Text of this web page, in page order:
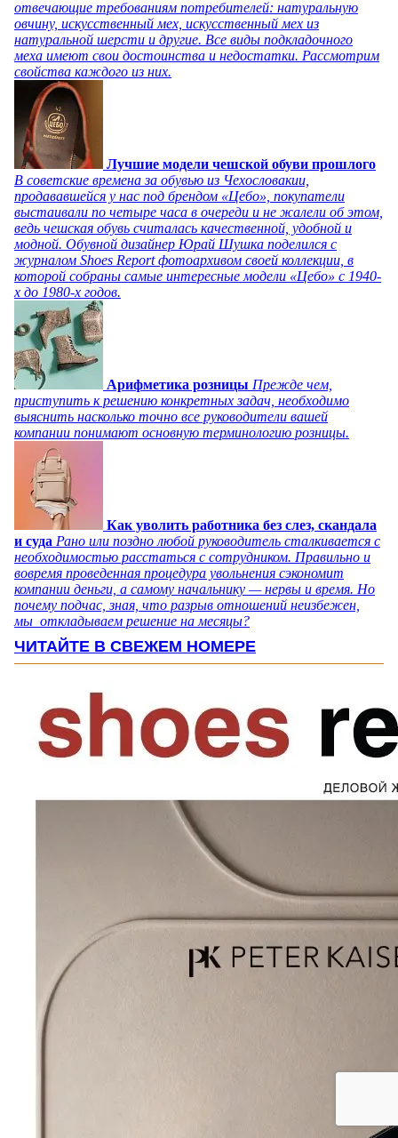
отвечающие требованиям потребителей: натуральную
овчину, искусственный мех, искусственный мех из
натуральной шерсти и другие. Все виды подкладочного
меха имеют свои достоинства и недостатки. Рассмотрим
свойства каждого из них.
Лучшие модели чешской обуви прошлого
В советские времена за обувью из Чехословакии,
продававшейся у нас под брендом «Цебо», покупатели
выстаивали по четыре часа в очереди и не жалели об этом,
ведь чешская обувь считалась качественной, удобной и
модной. Обувной дизайнер Юрай Шушка поделился с
журналом Shoes Report фотоархивом своей коллекции, в
которой собраны самые интересные модели «Цебо» с 1940-
х до 1980-х годов.
Арифметика розницы Прежде чем,
приступить к решению конкретных задач, необходимо
выяснить насколько точно все руководители вашей
компании понимают основную терминологию розницы.
Как уволить работника без слез, скандала
и суда Рано или поздно любой руководитель сталкивается с
необходимостью расстаться с сотрудником. Правильно и
вовремя проведенная процедура увольнения сэкономит
компании деньги, а самому начальнику — нервы и время. Но
почему подчас, зная, что разрыв отношений неизбежен,
мы откладываем решение на месяцы?
ЧИТАЙТЕ В СВЕЖЕМ НОМЕРЕ